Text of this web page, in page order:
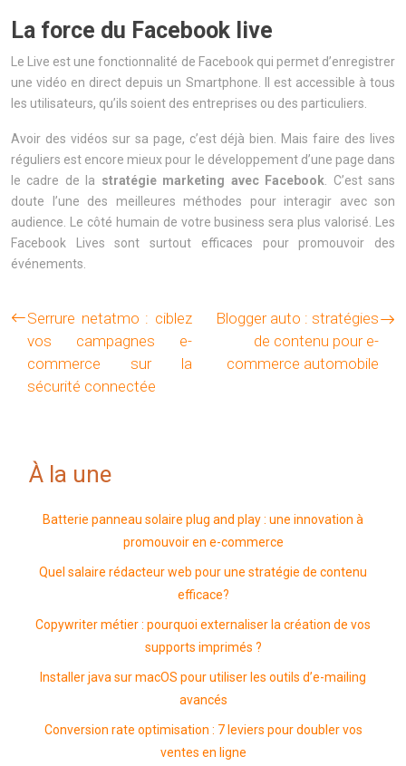
La force du Facebook live
Le Live est une fonctionnalité de Facebook qui permet d’enregistrer
une vidéo en direct depuis un Smartphone. Il est accessible à tous
les utilisateurs, qu’ils soient des entreprises ou des particuliers.
Avoir des vidéos sur sa page, c’est déjà bien. Mais faire des lives
réguliers est encore mieux pour le développement d’une page dans
le cadre de la stratégie marketing avec Facebook . C’est sans
doute l’une des meilleures méthodes pour interagir avec son
audience. Le côté humain de votre business sera plus valorisé. Les
Facebook Lives sont surtout efficaces pour promouvoir des
événements.
Serrure netatmo : ciblez
vos campagnes e-
commerce sur la
sécurité connectée
Blogger auto : stratégies
de contenu pour e-
commerce automobile
À la une
Batterie panneau solaire plug and play : une innovation à
promouvoir en e-commerce
Quel salaire rédacteur web pour une stratégie de contenu
efficace?
Copywriter métier : pourquoi externaliser la création de vos
supports imprimés ?
Installer java sur macOS pour utiliser les outils d’e-mailing
avancés
Conversion rate optimisation : 7 leviers pour doubler vos
ventes en ligne